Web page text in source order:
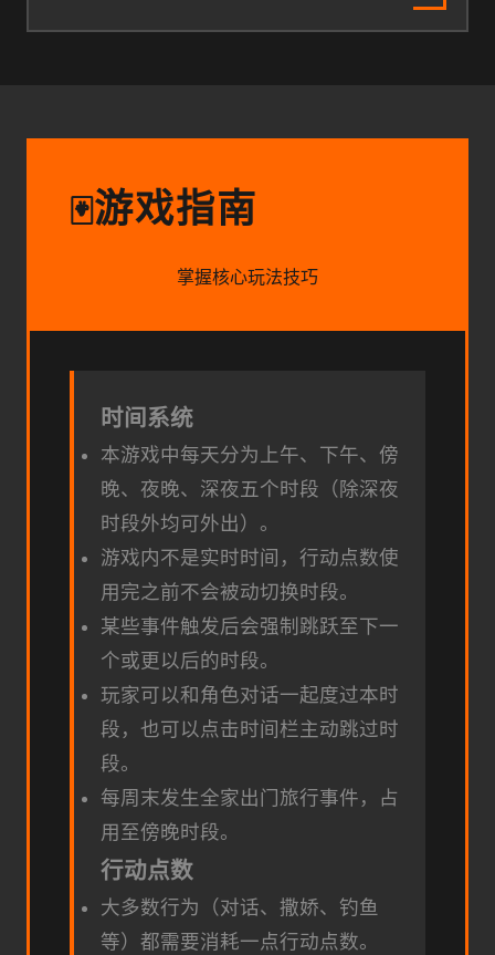
🃏游戏指南
掌握核心玩法技巧
时间系统
本游戏中每天分为上午、下午、傍
晚、夜晚、深夜五个时段（除深夜
时段外均可外出）。
游戏内不是实时时间，行动点数使
用完之前不会被动切换时段。
某些事件触发后会强制跳跃至下一
个或更以后的时段。
玩家可以和角色对话一起度过本时
段，也可以点击时间栏主动跳过时
段。
每周末发生全家出门旅行事件，占
用至傍晚时段。
行动点数
大多数行为（对话、撒娇、钓鱼
等）都需要消耗一点行动点数。